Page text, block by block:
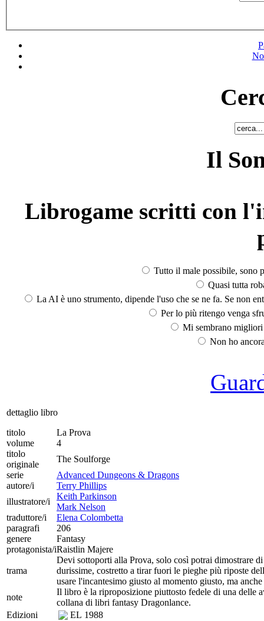
Il
Librogame scritti con
Tutto il male possibile, sono
Quasi tutta
La AI è uno strumento, dipende l'uso che se ne fa. Se non
Per lo più ritengo venga
Mi sembrano
Non ho
dettaglio libro
titolo
La Prova
volume
4
titolo
originale
The Soulforge
serie
Advanced Dungeons & Dragons
autore/i
Terry Phillips
illustratore/i
Keith Parkinson
Mark Nelson
traduttore/i
Elena Colombetta
paragrafi
206
genere
Fantasy
protagonista/iRaistlin Majere
trama
Devi sottoporti alla Prova, solo così potrai dimostrare
durissime, costretto a tirar fuori le pieghe più riposte
usare l'incantesimo giusto al momento giusto, ma
note
Il libro è la riproposizione piuttosto fedele di una delle
collana di libri fantasy Dragonlance.
Edizioni
EL 1988